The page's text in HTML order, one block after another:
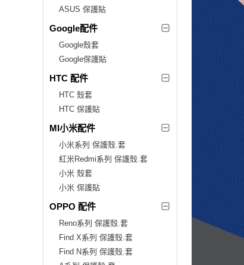
ASUS 保護貼
Google配件
Google殼套
Google保護貼
HTC 配件
HTC 殼套
HTC 保護貼
MI小米配件
小米系列 保護殼.套
紅米Redmi系列 保護殼.套
小米 殼套
小米 保護貼
OPPO 配件
Reno系列 保護殼.套
Find X系列 保護殼.套
Find N系列 保護殼.套